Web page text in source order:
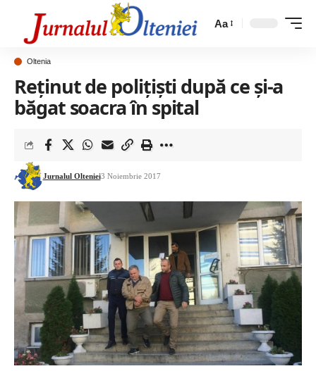
Aa
Oltenia
Reținut de polițiști după ce și-a
băgat soacra în spital
Jurnalul Olteniei3 Noiembrie 2017